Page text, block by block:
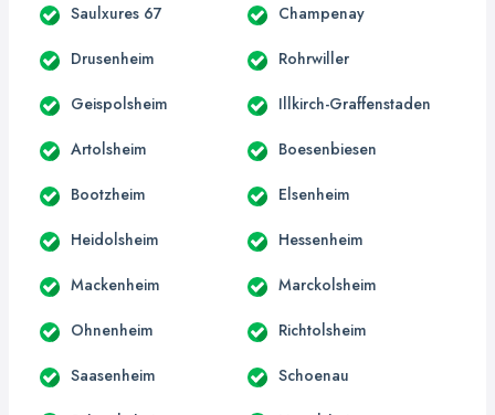
Saulxures 67 Champenay
Drusenheim Rohrwiller
Geispolsheim Illkirch-Graffenstaden
Artolsheim Boesenbiesen
Bootzheim Elsenheim
Heidolsheim Hessenheim
Mackenheim Marckolsheim
Ohnenheim Richtolsheim
Saasenheim Schoenau